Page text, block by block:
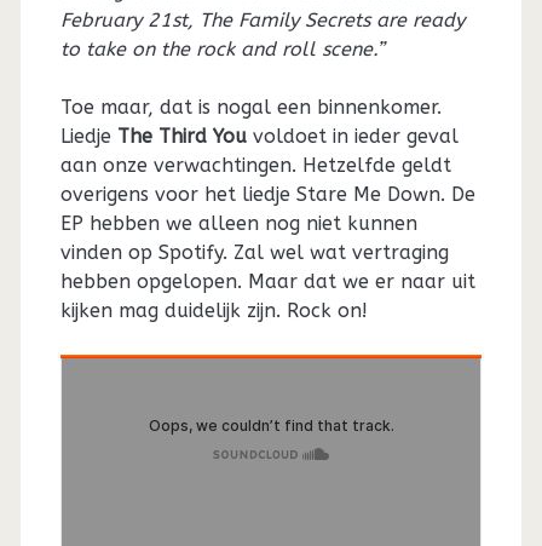
February 21st, The Family Secrets are ready
to take on the rock and roll scene.”
Toe maar, dat is nogal een binnenkomer.
Liedje The Third Youvoldoet in ieder geval
aan onze verwachtingen. Hetzelfde geldt
overigens voor het liedje Stare Me Down. De
EP hebben we alleen nog niet kunnen
vinden op Spotify. Zal wel wat vertraging
hebben opgelopen. Maar dat we er naar uit
kijken mag duidelijk zijn. Rock on!